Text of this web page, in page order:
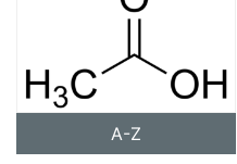
A-Z